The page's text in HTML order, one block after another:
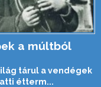
a múltból
tárul a vendégek
étterm...